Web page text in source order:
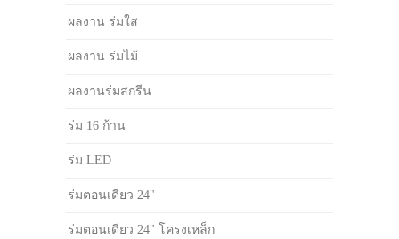
ผลงาน ร่มใส
ผลงาน ร่มไม้
ผลงานร่มสกรีน
ร่ม 16 ก้าน
ร่ม LED
ร่มตอนเดียว 24"
ร่มตอนเดียว 24" โครงเหล็ก